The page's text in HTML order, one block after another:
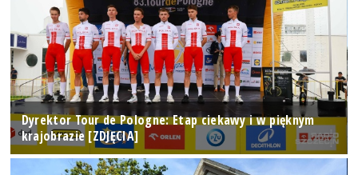
Dyrektor Tour de Pologne: Etap ciekawy i w pięknym
krajobrazie [ZDJĘCIA]